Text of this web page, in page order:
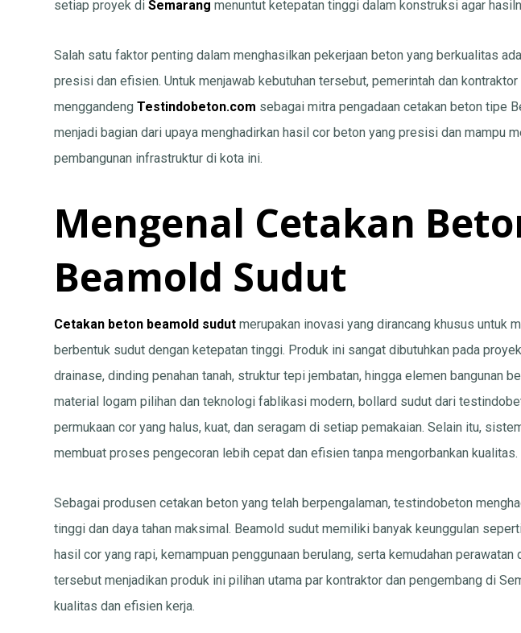
setiap proyek diSemarang menuntut ketepatan tinggi dalam konstruksi agar
Salah satu faktor penting dalam menghasilkan pekerjaan beton yang berkualitas
presisi dan efisien. Untuk menjawab kebutuhan tersebut, pemerintah dan kontraktor
menggandengTestindobeton.com sebagai mitra pengadaan cetakan beton tipe
menjadi bagian dari upaya menghadirkan hasil cor beton yang presisi dan mampu
pembangunan infrastruktur di kota ini.
Mengenal Cetakan
Beamold Sudut
Cetakan beton beamold sudut merupakan inovasi yang dirancang khusus untuk
berbentuk sudut dengan ketepatan tinggi. Produk ini sangat dibutuhkan pada
drainase, dinding penahan tanah, struktur tepi jembatan, hingga elemen bangunan
material logam pilihan dan teknologi fablikasi modern, bollard sudut dari
permukaan cor yang halus, kuat, dan seragam di setiap pemakaian. Selain itu,
membuat proses pengecoran lebih cepat dan efisien tanpa mengorbankan kualitas.
Sebagai produsen cetakan beton yang telah berpengalaman, testindobeton
tinggi dan daya tahan maksimal. Beamold sudut memiliki banyak keunggulan
hasil cor yang rapi, kemampuan penggunaan berulang, serta kemudahan perawatan
tersebut menjadikan produk ini pilihan utama par kontraktor dan pengembang di
kualitas dan efisien kerja.